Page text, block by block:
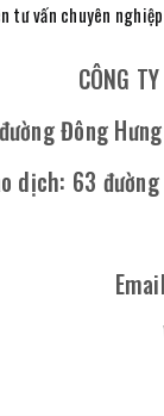
tư vấn chuyên
CÔNG
Đông Hưng
dịch: 63 đường